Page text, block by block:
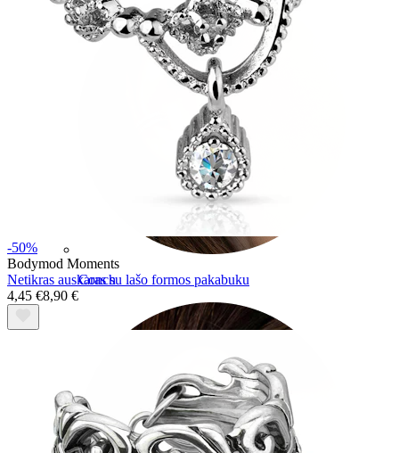
Conch
-50%
Bodymod Moments
Netikras auskaras su lašo formos pakabuku
4,45 €8,90 €